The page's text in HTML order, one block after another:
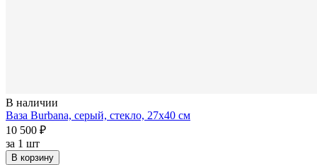
В наличии
Ваза Burbana, серый, стекло, 27х40 см
10 500 ₽
за 1 шт
В корзину